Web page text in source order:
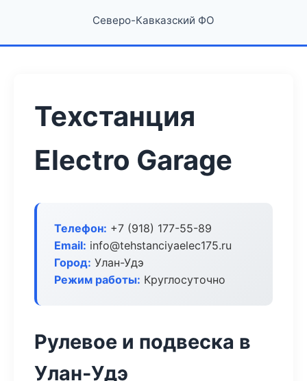
Северо-Кавказский ФО
Техстанция
Electro Garage
Телефон: +7 (918) 177-55-89
Email: info@tehstanciyaelec175.ru
Город: Улан-Удэ
Режим работы: Круглосуточно
Рулевое и подвеска в
Улан-Удэ